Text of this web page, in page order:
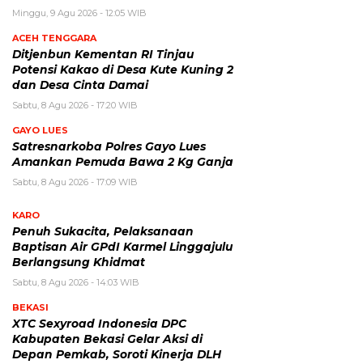
Minggu, 9 Agu 2026 - 12:05 WIB
ACEH TENGGARA
Ditjenbun Kementan RI Tinjau
Potensi Kakao di Desa Kute Kuning 2
dan Desa Cinta Damai
Sabtu, 8 Agu 2026 - 17:20 WIB
GAYO LUES
Satresnarkoba Polres Gayo Lues
Amankan Pemuda Bawa 2 Kg Ganja
Sabtu, 8 Agu 2026 - 17:09 WIB
KARO
Penuh Sukacita, Pelaksanaan
Baptisan Air GPdI Karmel Linggajulu
Berlangsung Khidmat
Sabtu, 8 Agu 2026 - 14:03 WIB
BEKASI
XTC Sexyroad Indonesia DPC
Kabupaten Bekasi Gelar Aksi di
Depan Pemkab, Soroti Kinerja DLH